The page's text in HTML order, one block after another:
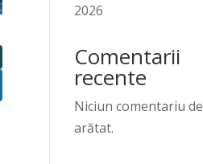
2026
Comentarii
recente
Niciun comentariu de
arătat.